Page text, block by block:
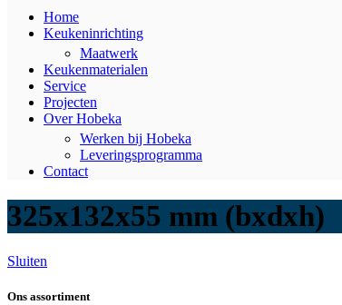
Home
Keukeninrichting
Maatwerk
Keukenmaterialen
Service
Projecten
Over Hobeka
Werken bij Hobeka
Leveringsprogramma
Contact
325x132x55 mm (bxdxh)
Sluiten
Ons assortiment